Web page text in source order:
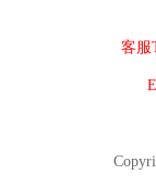
客服